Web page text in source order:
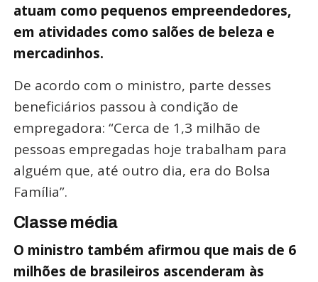
atuam como pequenos empreendedores,
em atividades como salões de beleza e
mercadinhos.
De acordo com o ministro, parte desses
beneficiários passou à condição de
empregadora: “Cerca de 1,3 milhão de
pessoas empregadas hoje trabalham para
alguém que, até outro dia, era do Bolsa
Família”.
Classe média
O ministro também afirmou que mais de 6
milhões de brasileiros ascenderam às